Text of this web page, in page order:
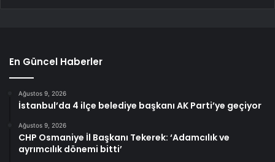
En Güncel Haberler
Ağustos 9, 2026
İstanbul’da 4 ilçe belediye başkanı AK Parti’ye geçiyor
Ağustos 9, 2026
CHP Osmaniye İl Başkanı Tekerek: ‘Adamcılık ve
ayrımcılık dönemi bitti’